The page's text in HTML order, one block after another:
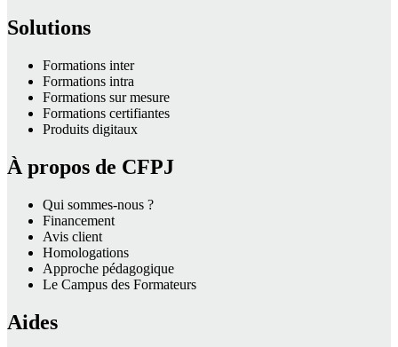
Solutions
Formations inter
Formations intra
Formations sur mesure
Formations certifiantes
Produits digitaux
À propos de CFPJ
Qui sommes-nous ?
Financement
Avis client
Homologations
Approche pédagogique
Le Campus des Formateurs
Aides